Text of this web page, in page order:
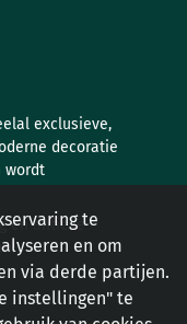
exclusieve,
decoratie
wordt
en antiekete
en om
via derde partijen.
instellingen" te